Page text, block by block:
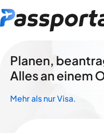
Planen,
Alles an einem
Mehr als nur Visa.